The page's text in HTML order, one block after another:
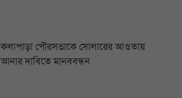
কলাপাড়া পৌরসভাকে সোলারের আওতায়
আনার দাবিতে মানববন্ধন